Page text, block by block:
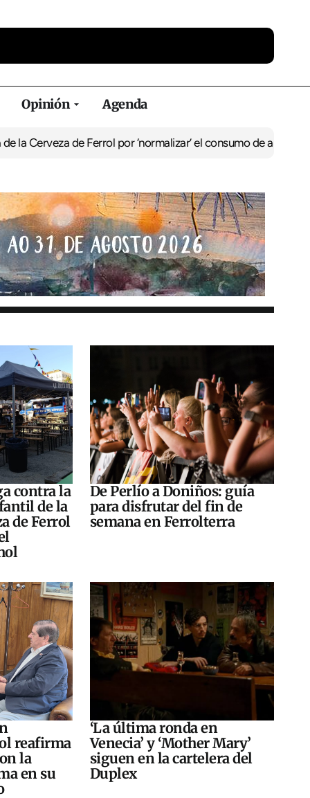
Opinión Agenda
Ferrol por ‘normalizar’ el consumo de alcoholDe Perlío a
contra la
de la
de Ferrol
De Perlío a Doniños: guía
para disfrutar del fin de
semana en Ferrolterra
reafirma
la
en su
‘La última ronda en
Venecia’ y ‘Mother Mary’
siguen en la cartelera del
Duplex